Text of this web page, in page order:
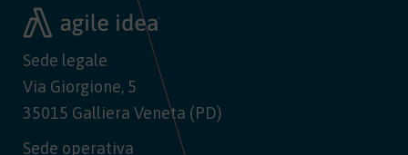
Sede legale
Via Giorgione, 5
35015 Galliera Veneta (PD)
Sede operativa